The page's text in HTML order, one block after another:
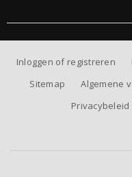
Inloggen of registreren
Sitemap
Algemene
Privacybeleid